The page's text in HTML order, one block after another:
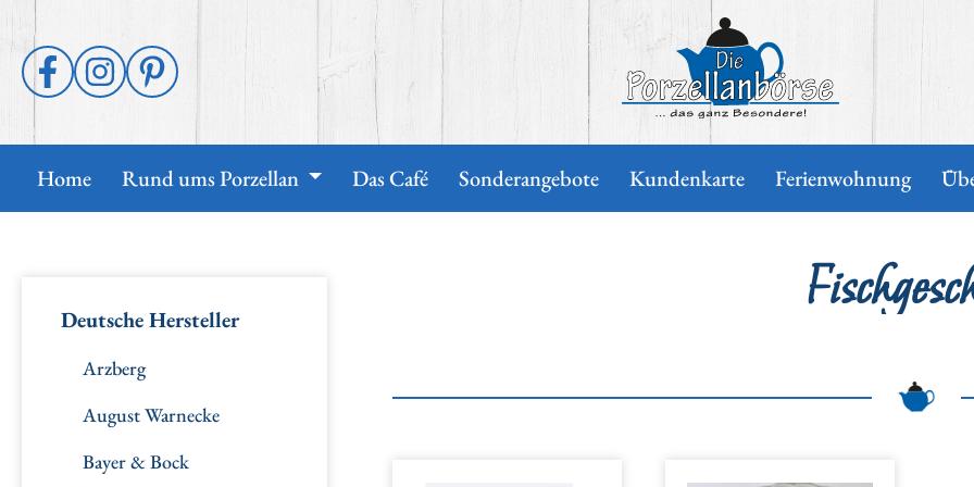
Zur Hauptnavigation springen
Home Rund ums Porzellan Das Café Sonderangebote Kundenkarte Ferienwohnung
Deutsche Hersteller
Arzberg
August Warnecke
Bayer & Bock